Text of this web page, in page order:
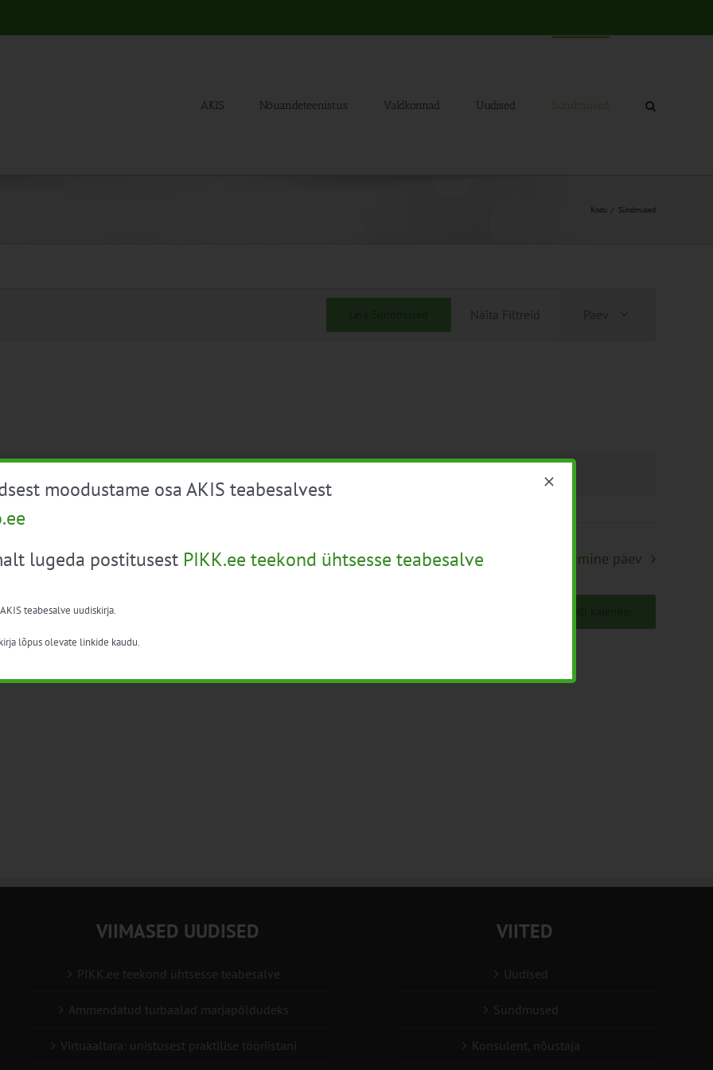
AKIS Nõuandeteenistus Valdkonnad Uudised Sündmused
Kodu Sündmused
Näita Filtreid
Views
Päev
Järgmine päev
VIIMASED UUDISED
PIKK.ee teekond ühtsesse teabesalve
Ammendatud turbaalad marjapõldudeks
Virtuaaltara: unistusest praktilise tööriistani
VIITED
Uudised
Sündmused
Konsulent, nõustaja
moodustame osa AKIS teabesalvest
lugeda postitusest PIKK.ee teekond ühtsesse teabesalve
teabesalve uudiskirja.
lõpus olevate linkide kaudu.